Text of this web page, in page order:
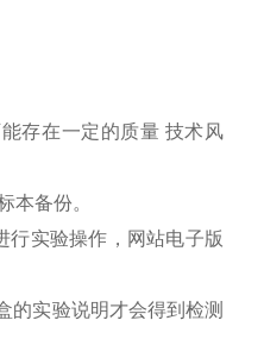
存在一定的质量 技术风
本备份。
行实验操作，网站电子版
的实验说明才会得到检测